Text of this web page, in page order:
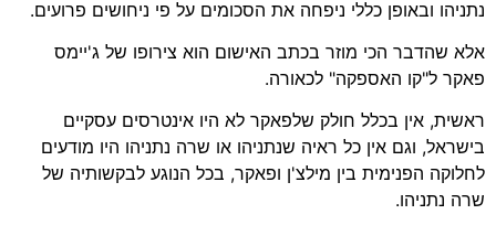
ובאופן כללי ניפחה את הסכומים על פי ניחושים פרועים.
שהדבר הכי מוזר בכתב האישום הוא צירופו של ג'יימס
ל"קו האספקה" לכאורה.
אין בכלל חולק שלפאקר לא היו אינטרסים עסקיים
וגם אין כל ראיה שנתניהו או שרה נתניהו היו מודעים
הפנימית בין מילצ'ן ופאקר, בכל הנוגע לבקשותיה של
נתניהו.